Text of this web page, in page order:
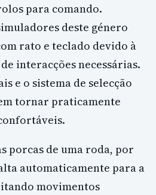
para comando.
deste género
rato e teclado devido à
interacções necessárias.
e o sistema de selecção
tornar praticamente
porcas de uma roda, por
automaticamente para a
movimentos